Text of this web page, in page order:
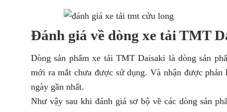
Đánh giá về dòng xe tải TMT
Dòng sản phẩm xe tải TMT Daisaki là dòng sản
mới ra mắt chưa được sử dụng. Và nhận được phản
ngày gần nhất.
Như vậy sau khi đánh giá sơ bộ về các dòng sản